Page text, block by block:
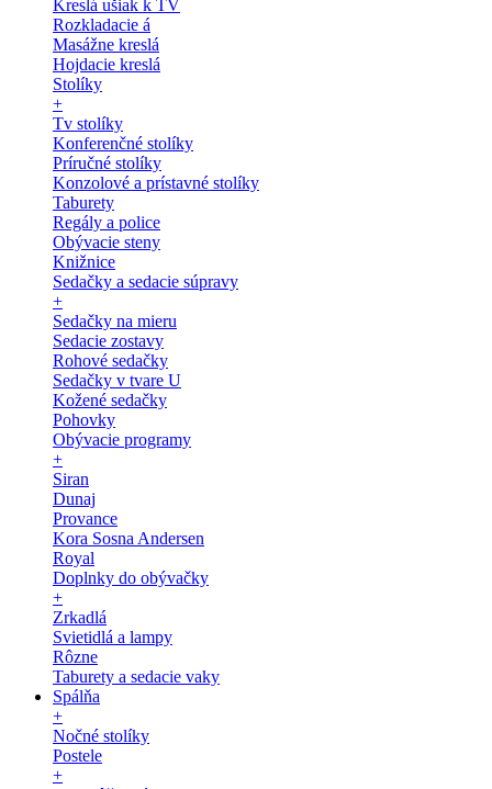
Kreslá ušiak k TV
Rozkladacie á
Masážne kreslá
Hojdacie kreslá
Stolíky
+
Tv stolíky
Konferenčné stolíky
Príručné stolíky
Konzolové a prístavné stolíky
Taburety
Regály a police
Obývacie steny
Knižnice
Sedačky a sedacie súpravy
+
Sedačky na mieru
Sedacie zostavy
Rohové sedačky
Sedačky v tvare U
Kožené sedačky
Pohovky
Obývacie programy
+
Siran
Dunaj
Provance
Kora Sosna Andersen
Royal
Doplnky do obývačky
+
Zrkadlá
Svietidlá a lampy
Rôzne
Taburety a sedacie vaky
Spálňa
+
Nočné stolíky
Postele
+